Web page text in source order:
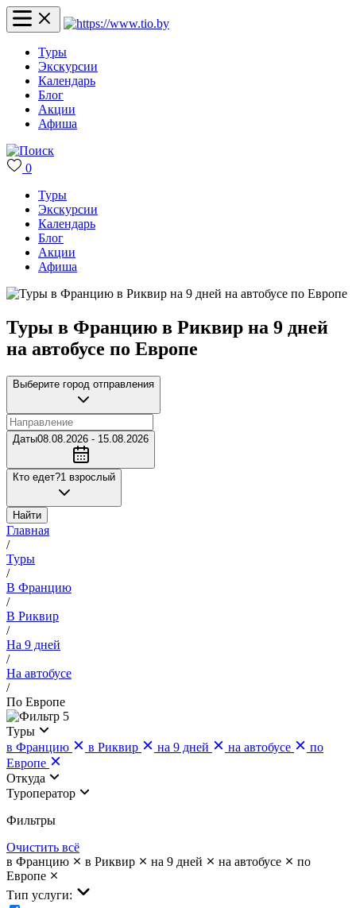
Туры
Экскурсии
Календарь
Блог
Акции
Афиша
0
Туры
Экскурсии
Календарь
Блог
Акции
Афиша
Туры в Францию в Риквир на 9 дней
на автобусе по Европе
Выберите город отправления
Даты08.08.2026 - 15.08.2026
Кто едет?1 взрослый
Найти
Главная
/
Туры
/
В Францию
/
В Риквир
/
На 9 дней
/
На автобусе
/
По Европе
5
Туры
в Францию
в Риквир на 9 дней на автобусе
по
Европе
Откуда
Туроператор
Фильтры
Очистить всё
в Францию
в Риквир на 9 дней на автобусе
по
Европе
Тип услуги: